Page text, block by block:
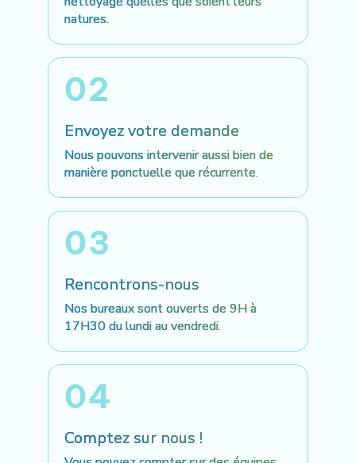
natures.
02
Envoyez votre demande
Nous pouvons intervenir aussi bien de
manière ponctuelle que récurrente.
03
Rencontrons-nous
Nos bureaux sont ouverts de 9H à
17H30 du lundi au vendredi.
04
Comptez sur nous !